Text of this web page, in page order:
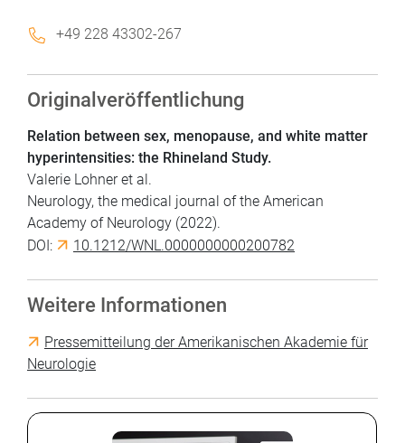
+49 228 43302-267
Originalveröffentlichung
Relation between sex, menopause, and white matter
hyperintensities: the Rhineland Study.
Valerie Lohner et al.
Neurology, the medical journal of the American
Academy of Neurology (2022).
DOI:
10.1212/WNL.0000000000200782
Weitere Informationen
Pressemitteilung der Amerikanischen Akademie für
Neurologie